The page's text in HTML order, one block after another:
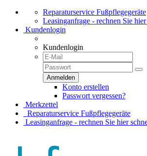
Reparaturservice Fußpflegegeräte
Leasinganfrage - rechnen Sie
Kundenlogin
Kundenlogin
Konto erstellen
Passwort vergessen?
Merkzettel
Reparaturservice Fußpflegegeräte
Leasinganfrage - rechnen Sie hier